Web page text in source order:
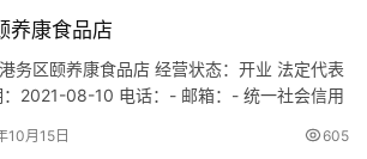
养康食品店
务区颐养康食品店 经营状态：开业 法定代表
：2021-08-10 电话：- 邮箱：- 统一社会信用
6号楼负1号 网址：- 经营范围：一般项目：
10月15日 605